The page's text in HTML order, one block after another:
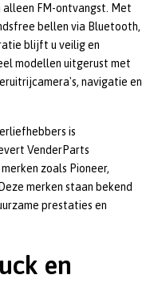
alleen FM-ontvangst. Met
bellen via Bluetooth,
blijft u veilig en
modellen uitgerust met
navigatie en
is
VenderParts
zoals Pioneer,
merken staan bekend
prestaties en
en